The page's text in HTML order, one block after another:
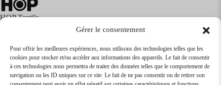
Gérer le consentement
Pour offrir les meilleures expériences, nous utilisons des technologies telles que les
cookies pour stocker et/ou accéder aux informations des appareils. Le fait de consentir
à ces technologies nous permettra de traiter des données telles que le comportement de
navigation ou les ID uniques sur ce site. Le fait de ne pas consentir ou de retirer son
HOP Textile
Textile Articles Publicitaires
Infos
Boutique en ligne
Express 24H